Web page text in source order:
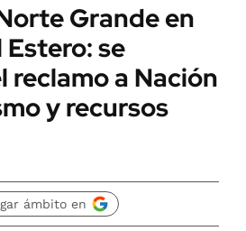
Grande en
se
reclamo a Nación
y recursos
ámbito en